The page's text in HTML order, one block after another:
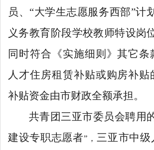
员、 “大学生志愿服务西部”计
义务教育阶段学校教师特设岗
同时符合《实施细则》其它条
人才住房租赁补贴或购房补贴
补贴资金由市财政全额承担 。
共青团三亚市委员会聘用
建设专职志愿者” ，三亚市中级